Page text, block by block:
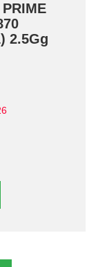
2.5Gg